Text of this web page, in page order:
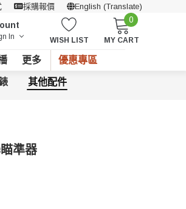
採購報價 English (Translate)
In WISH LIST
0
MY CART
更多 優惠專區
其他配件
準器